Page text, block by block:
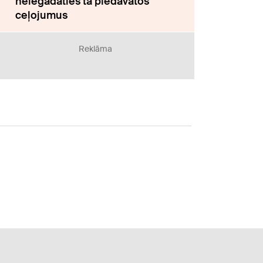
ceļojumus
Reklāma